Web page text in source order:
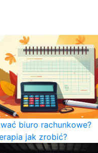
biuro rachunkowe?
jak zrobić?